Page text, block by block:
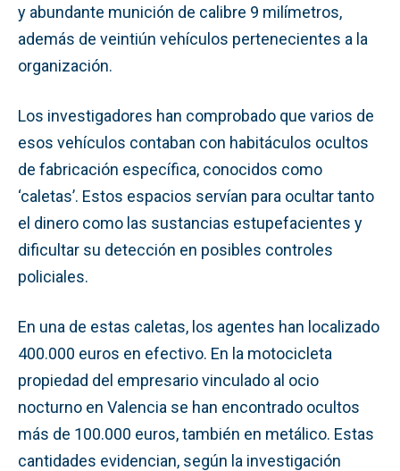
y abundante munición de calibre 9 milímetros,
además de veintiún vehículos pertenecientes a la
organización.
Los investigadores han comprobado que varios de
esos vehículos contaban con habitáculos ocultos
de fabricación específica, conocidos como
‘caletas’. Estos espacios servían para ocultar tanto
el dinero como las sustancias estupefacientes y
dificultar su detección en posibles controles
policiales.
En una de estas caletas, los agentes han localizado
400.000 euros en efectivo. En la motocicleta
propiedad del empresario vinculado al ocio
nocturno en Valencia se han encontrado ocultos
más de 100.000 euros, también en metálico. Estas
cantidades evidencian, según la investigación